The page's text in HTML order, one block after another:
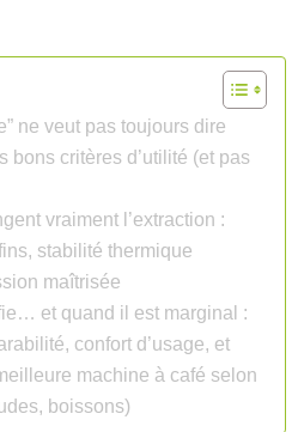
ne veut pas toujours dire
bons critères d’utilité (et pas
vraiment l’extraction :
stabilité thermique
maîtrisée
et quand il est marginal :
confort d’usage, et
machine à café selon
boissons)